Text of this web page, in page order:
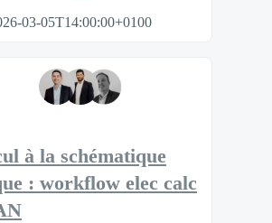
03-05T14:00:00+0100
à la schématique
: workflow elec calc